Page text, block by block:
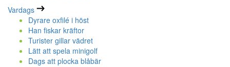
Vardags
Dyrare oxfilé i höst
Han fiskar kräftor
Turister gillar vädret
Lätt att spela minigolf
Dags att plocka blåbär